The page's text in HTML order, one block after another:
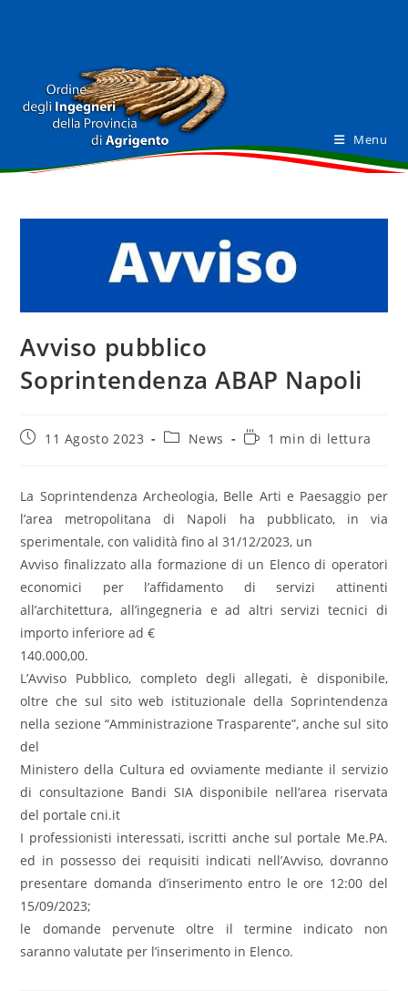
Menu
Avviso pubblico
Soprintendenza ABAP Napoli
Articolo11 Agosto 2023
Categoria
News
Tempo1 min di lettura
La Soprintendenza Archeologia, Belle Arti e Paesaggio per
l’area metropolitana di Napoli ha pubblicato, in via
sperimentale, con validità fino al 31/12/2023, un
Avviso finalizzato alla formazione di un Elenco di operatori
economici per l’affidamento diservizi attinenti
all’architettura, all’ingegneria e ad altri servizi tecnici di
importo inferiore ad €
140.000,00.
L’Avviso Pubblico, completo degli allegati, è disponibile,
oltre che sul sito web istituzionale della Soprintendenza
nella sezione “Amministrazione Trasparente”, anche sul sito
del
Ministero della Cultura ed ovviamente mediante il servizio
di consultazione Bandi SIAdisponibile nell’area riservata
del portale cni.it
I professionisti interessati, iscritti anche sul portale Me.PA.
ed in possesso dei requisiti indicati nell’Avviso, dovranno
presentare domanda d’inserimento entro le ore 12:00 del
15/09/2023;
le domande pervenute oltre il termine indicato non
saranno valutate per l’inserimento in Elenco.